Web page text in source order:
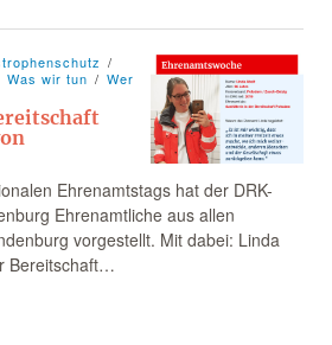
Was wir tun
Wer
Ehrenamtstags hat der DRK-
Ehrenamtliche aus allen
vorgestellt. Mit dabei: Linda
Bereitschaft…